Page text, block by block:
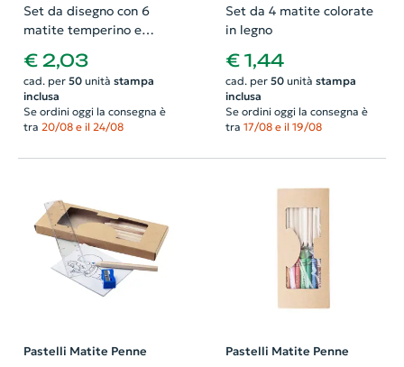
Set da disegno con 6
matite temperino e
€ 2,03
cad. per 50unità stampa
inclusa
Se ordini oggi la consegna è
tra 20/08 e il 24/08
Set da 4 matite colorate
in legno
€ 1,44
cad. per 50unità stampa
inclusa
Se ordini oggi la consegna è
tra 17/08 e il 19/08
Pastelli Matite Penne Pastelli Matite Penne